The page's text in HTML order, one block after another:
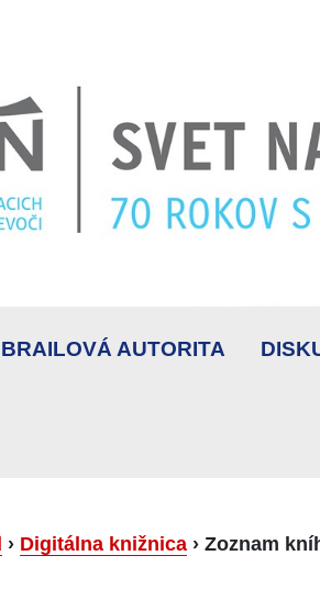
BRAILOVÁ AUTORITA
› Digitálna knižnica › Zoznam